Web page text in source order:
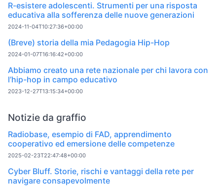
R-esistere adolescenti. Strumenti per una risposta
educativa alla sofferenza delle nuove generazioni
2024-11-04T10:27:36+00:00
(Breve) storia della mia Pedagogia Hip-Hop
2024-01-07T16:16:42+00:00
Abbiamo creato una rete nazionale per chi lavora con
l’hip-hop in campo educativo
2023-12-27T13:15:34+00:00
Notizie da graffio
Radiobase, esempio di FAD, apprendimento
cooperativo ed emersione delle competenze
2025-02-23T22:47:48+00:00
Cyber Bluff. Storie, rischi e vantaggi della rete per
navigare consapevolmente